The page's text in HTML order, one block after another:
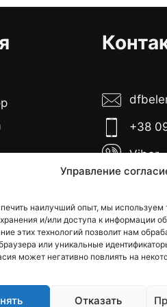
Управление
наилучший опыт, мы используем
и/или доступа к информации
этих технологий позволит нам
или уникальные
может негативно повлиять на
Отказать
с 10:00
-
дни
+38
Viber